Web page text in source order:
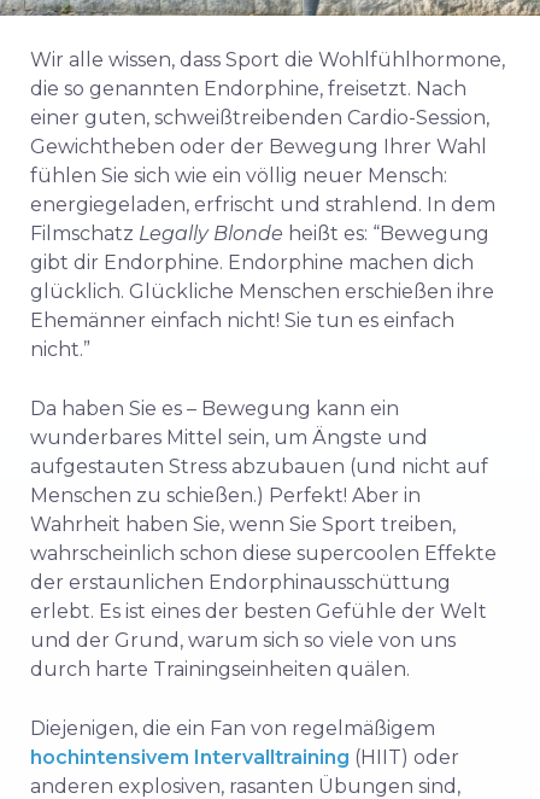
Wir alle wissen, dass Sport die Wohlfühlhormone,
die so genannten Endorphine, freisetzt. Nach
einer guten, schweißtreibenden Cardio-Session,
Gewichtheben oder der Bewegung Ihrer Wahl
fühlen Sie sich wie ein völlig neuer Mensch:
energiegeladen, erfrischt und strahlend. In dem
Filmschatz Legally Blonde heißt es: “Bewegung
gibt dir Endorphine. Endorphine machen dich
glücklich. Glückliche Menschen erschießen ihre
Ehemänner einfach nicht! Sie tun es einfach
nicht.”
Da haben Sie es – Bewegung kann ein
wunderbares Mittel sein, um Ängste und
aufgestauten Stress abzubauen (und nicht auf
Menschen zu schießen.) Perfekt! Aber in
Wahrheit haben Sie, wenn Sie Sport treiben,
wahrscheinlich schon diese supercoolen Effekte
der erstaunlichen Endorphinausschüttung
erlebt. Es ist eines der besten Gefühle der Welt
und der Grund, warum sich so viele von uns
durch harte Trainingseinheiten quälen.
Diejenigen, die ein Fan von regelmäßigem
hochintensivem Intervalltraining (HIIT) oder
anderen explosiven, rasanten Übungen sind,